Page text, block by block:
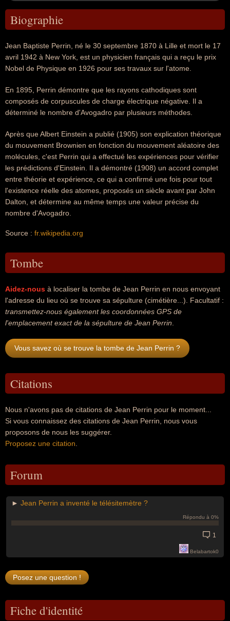
Biographie
Jean Baptiste Perrin, né le 30 septembre 1870 à Lille et mort le 17
avril 1942 à New York, est un physicien français qui a reçu le prix
Nobel de Physique en 1926 pour ses travaux sur l'atome.
En 1895, Perrin démontre que les rayons cathodiques sont
composés de corpuscules de charge électrique négative. Il a
déterminé le nombre d'Avogadro par plusieurs méthodes.
Après que Albert Einstein a publié (1905) son explication théorique
du mouvement Brownien en fonction du mouvement aléatoire des
molécules, c'est Perrin qui a effectué les expériences pour vérifier
les prédictions d'Einstein. Il a démontré (1908) un accord complet
entre théorie et expérience, ce qui a confirmé une fois pour tout
l'existence réelle des atomes, proposés un siècle avant par John
Dalton, et détermine au même temps une valeur précise du
nombre d'Avogadro.
Source : fr.wikipedia.org
Tombe
Aidez-nous à localiser la tombe de Jean Perrin en nous envoyant
l'adresse du lieu où se trouve sa sépulture (cimétière...). Facultatif :
transmettez-nous également les coordonnées GPS de
l'emplacement exact de la sépulture de Jean Perrin
Vous savez où se trouve la tombe de Jean Perrin ?
Citations
Nous n'avons pas de citations de Jean Perrin pour le moment...
Si vous connaissez des citations de Jean Perrin, nous vous
proposons de nous les suggérer.
Proposez une citation
Forum
► Jean Perrin a inventé le télésitemètre ?
Répondu à 0%
1
Belabartok0
Fiche d'identité